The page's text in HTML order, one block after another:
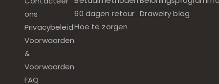
ons
Privacybeleid
Voorwaarden
&
Voorwaarden
FAQ
60 dagen retour
Hoe te zorgen
Drawelry blog